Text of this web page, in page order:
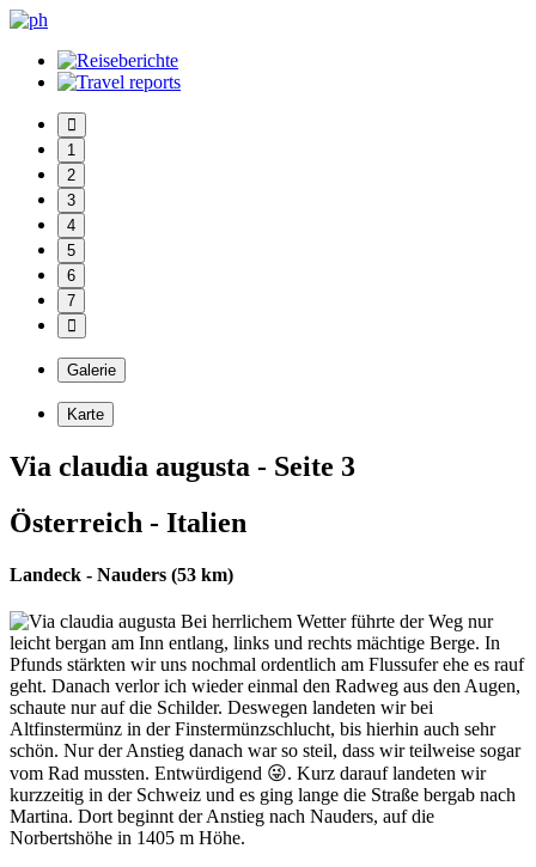
1
2
3
4
5
6
7
Galerie
Karte
Via claudia augusta - Seite 3
Österreich - Italien
Landeck - Nauders (53 km)
Bei herrlichem Wetter führte der Weg nur
leicht bergan am Inn entlang, links und rechts mächtige Berge. In
Pfunds stärkten wir uns nochmal ordentlich am Flussufer ehe es rauf
geht. Danach verlor ich wieder einmal den Radweg aus den Augen,
schaute nur auf die Schilder. Deswegen landeten wir bei
Altfinstermünz in der Finstermünzschlucht, bis hierhin auch sehr
schön. Nur der Anstieg danach war so steil, dass wir teilweise sogar
vom Rad mussten. Entwürdigend 😜. Kurz darauf landeten wir
kurzzeitig in der Schweiz und es ging lange die Straße bergab nach
Martina. Dort beginnt der Anstieg nach Nauders, auf die
Norbertshöhe in 1405 m Höhe.